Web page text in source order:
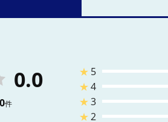
0.0
0件
★ 5
★4
★3
★2